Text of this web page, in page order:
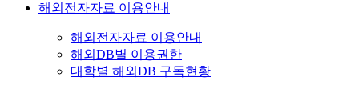
해외전자자료 이용안내
해외전자자료 이용안내
해외DB별 이용권한
대학별 해외DB 구독현황